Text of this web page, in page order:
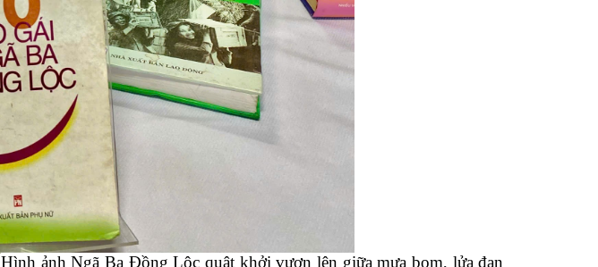
Hình ảnh Ngã Ba Đồng Lộc quật khởi vươn lên giữa mưa bom, lửa đạn